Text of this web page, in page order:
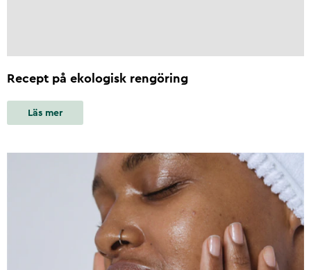
Recept på ekologisk rengöring
Läs mer